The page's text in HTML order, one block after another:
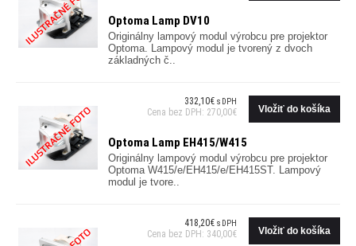
Optoma Lamp DV10
Originálny lampový modul výrobcu pre projektor
Optoma. Lampový modul je tvorený z dvoch
základných č..
332,10€ s DPH
Cena bez DPH: 270,00€
Optoma Lamp EH415/W415
Originálny lampový modul výrobcu pre projektor
Optoma W415/e/EH415/e/EH415ST. Lampový
modul je tvore..
418,20€ s DPH
Cena bez DPH: 340,00€